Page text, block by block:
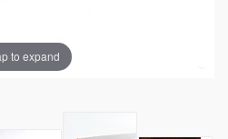
to expand